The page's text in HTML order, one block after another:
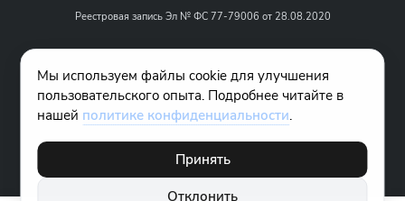
Реестровая запись Эл № ФС 77-79006 от 28.08.2020
Название - www.sportliga.com
Учредитель СМИ сетевого издания "www.sportliga.com": ИП Чамин
О.Н.
Главный редактор СМИ сетевого издания "www.sportliga.com":
Хаимов Д.И.
18+
Мы используем файлы cookie для улучшения
пользовательского опыта. Подробнее читайте в
нашей политике конфиденциальности.
Принять
Отклонить